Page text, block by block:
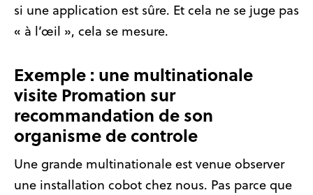
si une application est sûre. Et cela ne se juge pas
« à l’œil », cela se mesure.
Exemple : une multinationale
visite Promation sur
recommandation de son
organisme de controle
Une grande multinationale est venue observer
une installation cobot chez nous. Pas parce que